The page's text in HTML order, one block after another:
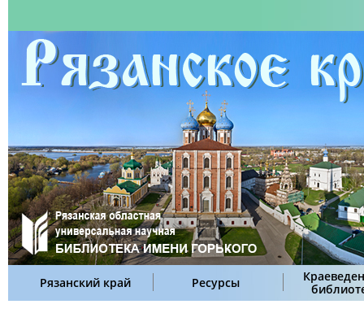
Рязанский край Ресурсы